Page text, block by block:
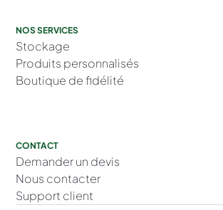
NOS SERVICES
Stockage
Produits personnalisés
Boutique de fidélité
CONTACT
Demander un devis
Nous contacter
Support client